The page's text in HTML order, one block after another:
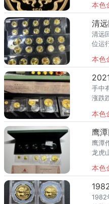
心头
素的
本色
清远
位运
区居
话，
本色
手中
涨跌
币回
你。
本色
鹰潭
龙虎
作为
金保
本色
1982